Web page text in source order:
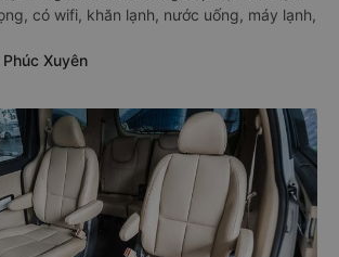
có wifi, khăn lạnh, nước uống, máy lạnh,
Xuyên